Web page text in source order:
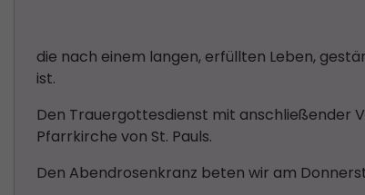
die nach einem langen, erfüllten Leben,
ist.
Den Trauergottesdienst mit anschließender
Pfarrkirche von St. Pauls.
Den Abendrosenkranz beten wir am